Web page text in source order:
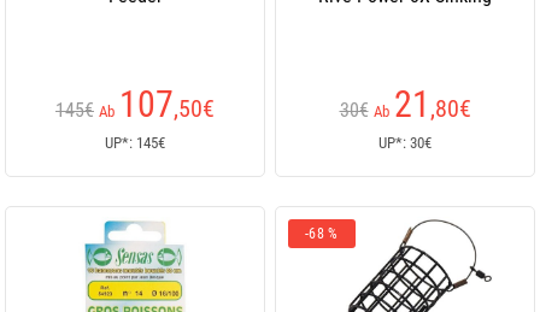
145€ Ab 107,50€
UP*: 145€
30€ Ab 21 ,80€
UP*: 30€
-68 %